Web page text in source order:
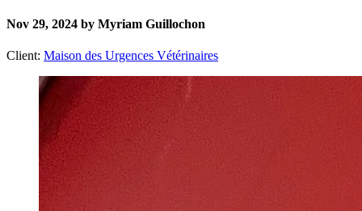
Nov 29, 2024 by Myriam Guillochon
Client: Maison des Urgences Vétérinaires